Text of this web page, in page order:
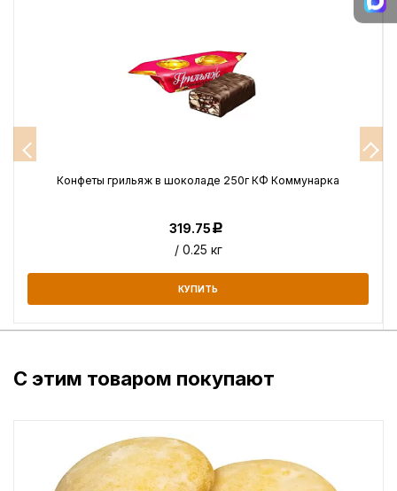
Конфеты грильяж в шоколаде 250г КФ Коммунарка
319.75Р
/ 0.25 кг
КУПИТЬ
С этим товаром покупают